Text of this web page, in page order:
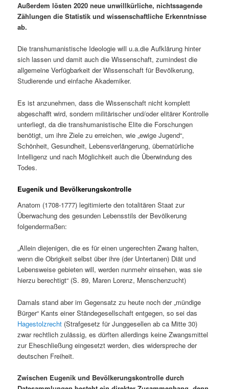
Außerdem lösten 2020 neue unwillkürliche, nichtssagende
Zählungen die Statistik und wissenschaftliche Erkenntnisse
ab.
Die transhumanistische Ideologie will u.a.die Aufklärung hinter
sich lassen und damit auch die Wissenschaft, zumindest die
allgemeine Verfügbarkeit der Wissenschaft für Bevölkerung,
Studierende und einfache Akademiker.
Es ist anzunehmen, dass die Wissenschaft nicht komplett
abgeschafft wird, sondern militärischer und/oder elitärer Kontrolle
unterliegt, da die transhumanistische Elite die Forschungen
benötigt, um ihre Ziele zu erreichen, wie „ewige Jugend“,
Schönheit, Gesundheit, Lebensverlängerung, übernatürliche
Intelligenz und nach Möglichkeit auch die Überwindung des
Todes.
Eugenik und Bevölkerungskontrolle
Anatom (1708-1777) legitimierte den totalitären Staat zur
Überwachung des gesunden Lebensstils der Bevölkerung
folgendermaßen:
„Allein diejenigen, die es für einen ungerechten Zwang halten,
wenn die Obrigkeit selbst über ihre (der Untertanen) Diät und
Lebensweise gebieten will, werden nunmehr einsehen, was sie
hierzu berechtigt“ (S. 89, Maren Lorenz, Menschenzucht)
Damals stand aber im Gegensatz zu heute noch der „mündige
Bürger“ Kants einer Ständegesellschaft entgegen, so sei das
Hagestolzrecht (Strafgesetz für Junggesellen ab ca Mitte 30)
zwar rechtlich zulässig, es dürften allerdings keine Zwangsmittel
zur Eheschließung eingesetzt werden, dies widerspreche der
deutschen Freiheit.
Zwischen Eugenik und Bevölkerungskontrolle durch